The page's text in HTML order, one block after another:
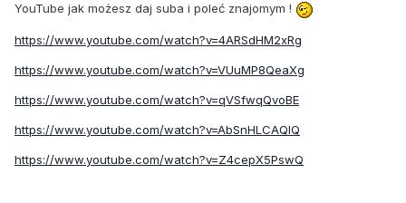
YouTube jak możesz daj suba i poleć znajomym !
https://www.youtube.com/watch?v=4ARSdHM2xRg
https://www.youtube.com/watch?v=VUuMP8QeaXg
https://www.youtube.com/watch?v=qVSfwqQvoBE
https://www.youtube.com/watch?v=AbSnHLCAQlQ
https://www.youtube.com/watch?v=Z4cepX5PswQ